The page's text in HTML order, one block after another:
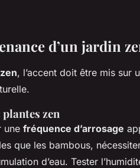
d’un jardin
, l’accent doit être mis sur
zen
une fréquence d’arrosage
que les bambous,
d’eau. Tester